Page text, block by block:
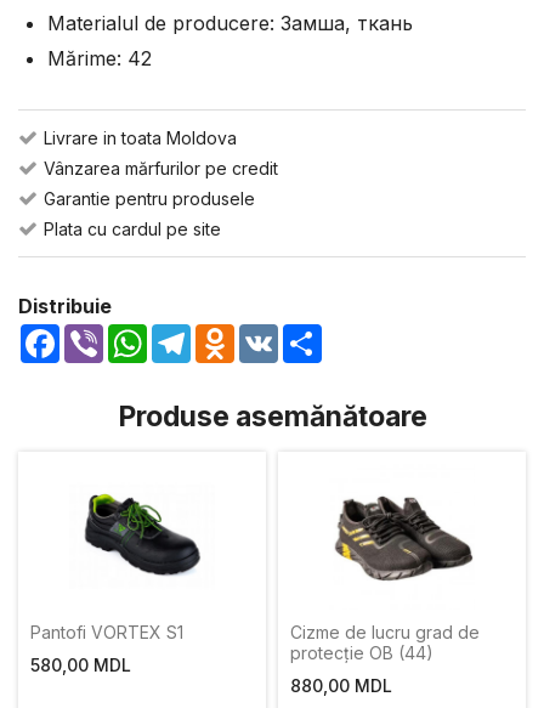
Materialul de producere: Замша, ткань
Mărime: 42
Livrare in toata Moldova
Vânzarea mărfurilor pe credit
Garantie pentru produsele
Plata cu cardul pe site
Distribuie
Facebook
Viber WhatsApp
TelegramOdnoklassniki
VK
Produse asemănătoare
Pantofi VORTEX S1
580,00 MDL
Cizme de lucru grad de
protecție OB (44)
880,00 MDL